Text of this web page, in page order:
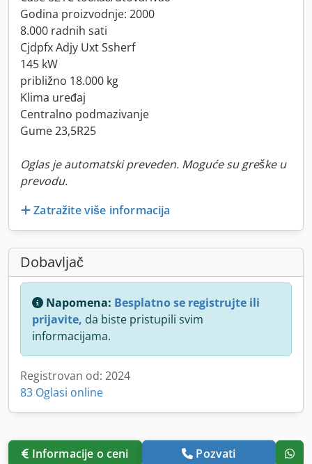
Godina proizvodnje: 2000
8.000 radnih sati
Cjdpfx Adjy Uxt Ssherf
145 kW
približno 18.000 kg
Klima uređaj
Centralno podmazivanje
Gume 23,5R25
Oglas je automatski preveden. Moguće su greške u
prevodu.
Zatražite više informacija
Dobavljač
Napomena: Besplatno se registrujte ili
prijavite, da biste pristupili svim
informacijama.
Registrovan od: 2024
83 Oglasi online
Informacije o ceni Pozvati